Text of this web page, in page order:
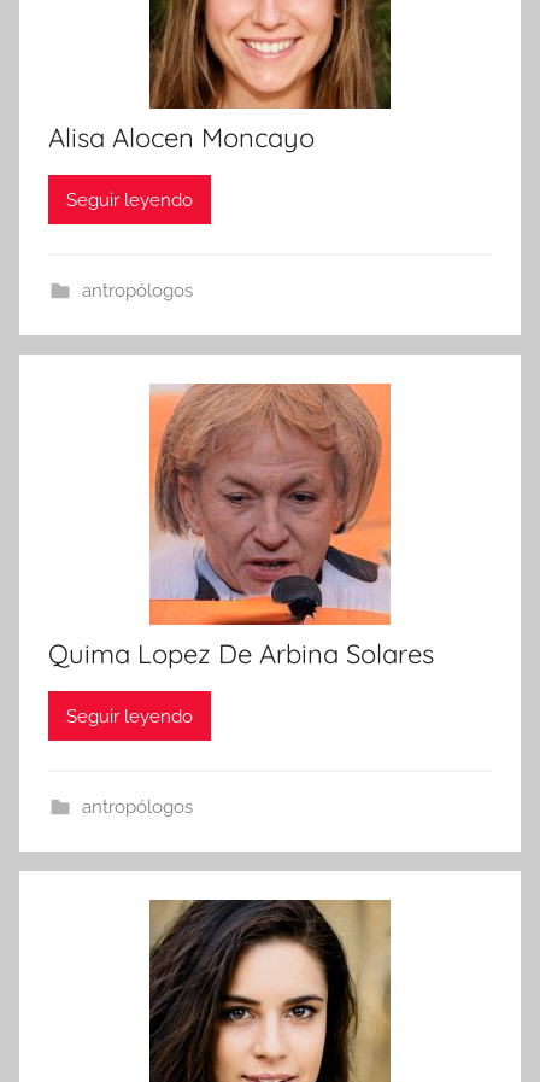
Alisa Alocen Moncayo
Seguir leyendo
antropólogos
Quima Lopez De Arbina Solares
Seguir leyendo
antropólogos